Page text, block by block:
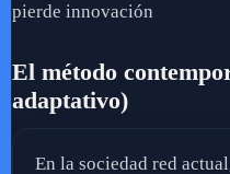
pierde innovación
El método
adaptativo)
En la sociedad red